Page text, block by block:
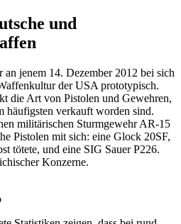
und
jenem 14. Dezember 2012 bei sich
der USA prototypisch.
die Art von Pistolen und Gewehren,
häufigsten verkauft worden sind.
militärischen Sturmgewehr AR-15
Pistolen mit sich: eine Glock 20SF,
tötete, und eine SIG Sauer P226.
Konzerne.